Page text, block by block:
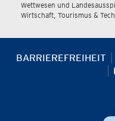
Wettwesen und
Wirtschaft, Tourismus &
BARRIEREFREIHEIT